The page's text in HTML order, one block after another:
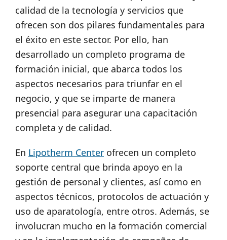
calidad de la tecnología y servicios que
ofrecen son dos pilares fundamentales para
el éxito en este sector. Por ello, han
desarrollado un completo programa de
formación inicial, que abarca todos los
aspectos necesarios para triunfar en el
negocio, y que se imparte de manera
presencial para asegurar una capacitación
completa y de calidad.
En Lipotherm Center ofrecen un completo
soporte central que brinda apoyo en la
gestión de personal y clientes, así como en
aspectos técnicos, protocolos de actuación y
uso de aparatología, entre otros. Además, se
involucran mucho en la formación comercial